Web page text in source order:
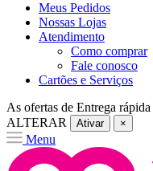
Meus Pedidos
Nossas Lojas
Atendimento
Como comprar
Fale conosco
Cartões e Serviços
As ofertas de Entrega rápida
ALTERAR
Ativar ×
Menu